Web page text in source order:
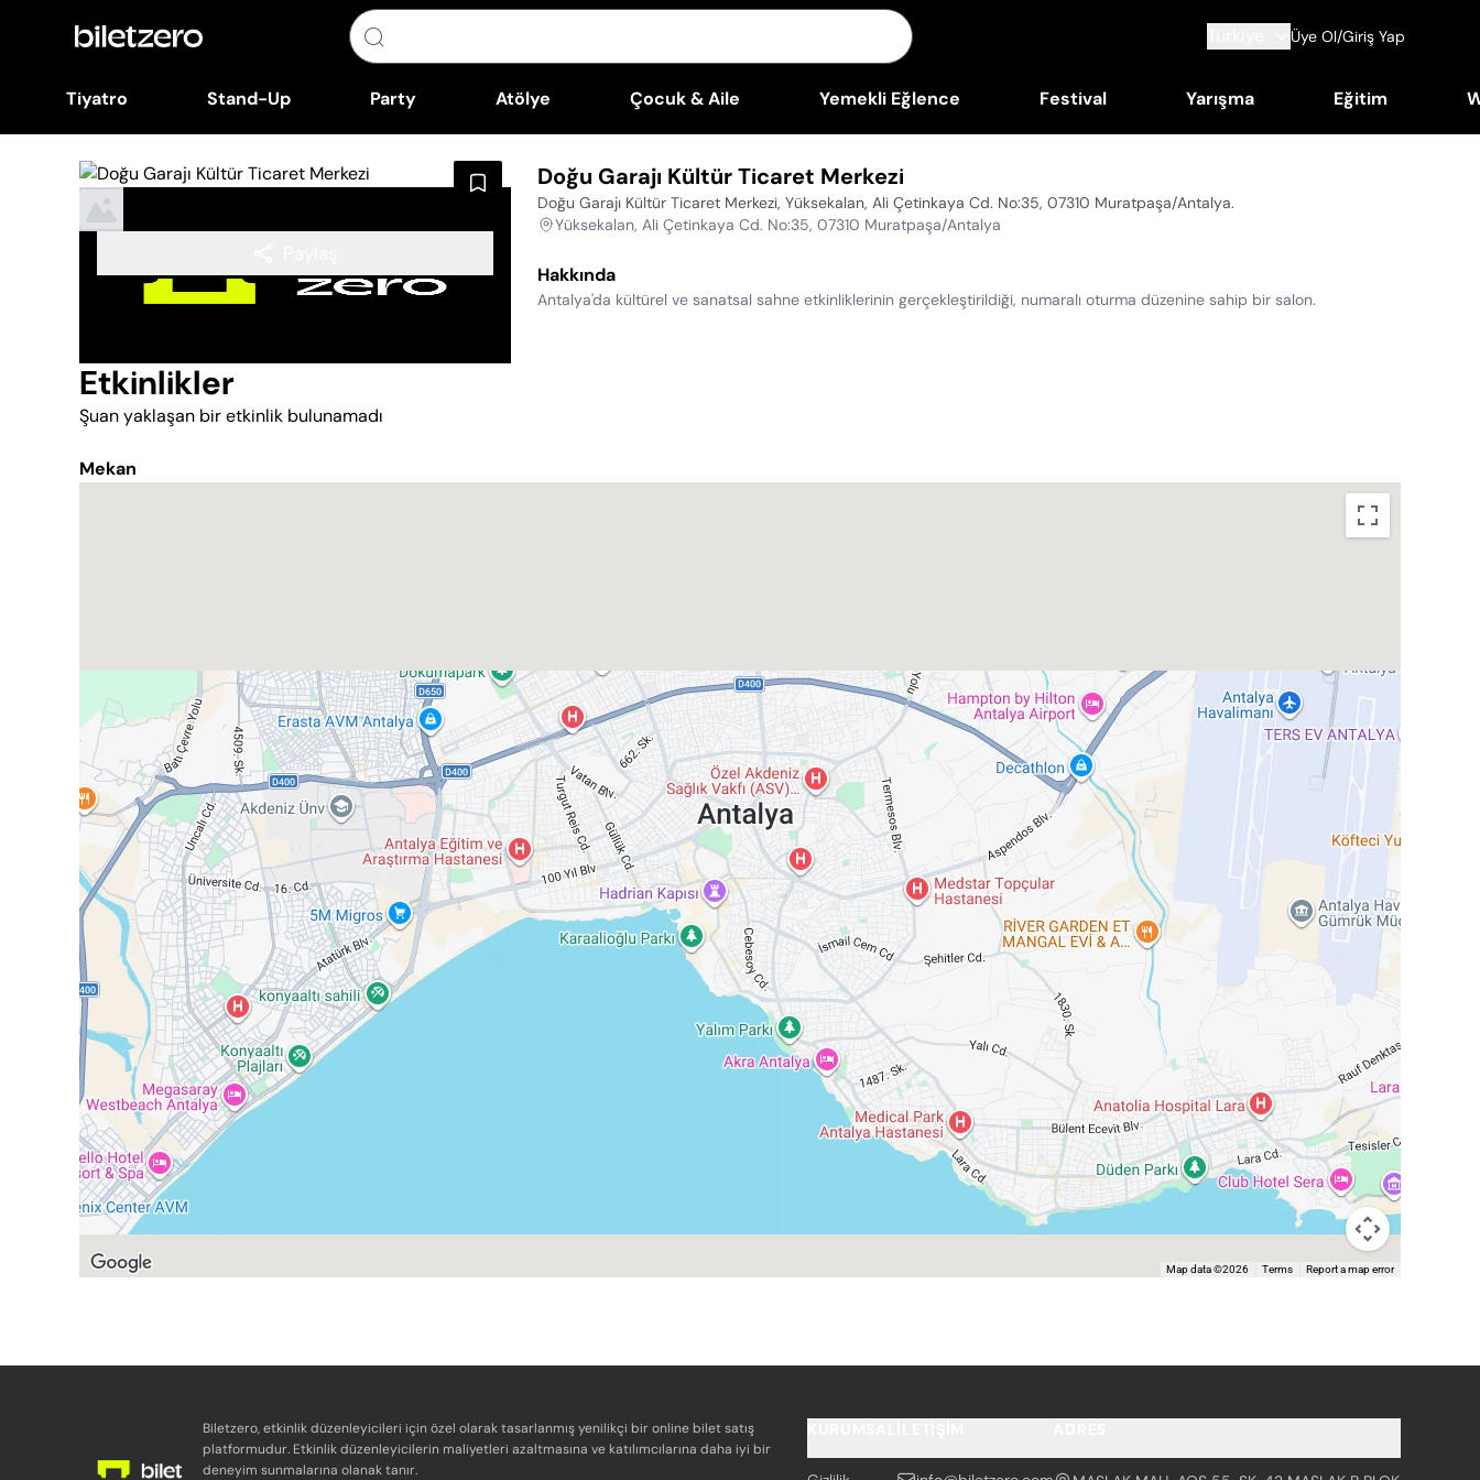
Üye Ol/Giriş Yap
Tiyatro Stand-Up Party Atölye Çocuk & Aile Yemekli Eğlence Festival Yarışma Eğitim
Doğu Garajı Kültür Ticaret Merkezi
Doğu Garajı Kültür Ticaret Merkezi, Yüksekalan, Ali Çetinkaya Cd. No:35, 07310 Muratpaşa/Antalya.
Yüksekalan, Ali Çetinkaya Cd. No:35, 07310 Muratpaşa/Antalya
Etkinlikler
Şuan yaklaşan bir etkinlik bulunamadı
Hakkında
Antalya'da kültürel ve sanatsal sahne etkinliklerinin gerçekleştirildiği, numaralı oturma düzenine sahip bir salon.
Mekan
Map data ©2026 Terms Report a map error
Biletzero, etkinlik düzenleyicileri için özel olarak tasarlanmış yenilikçi bir online bilet satış
platformudur. Etkinlik düzenleyicilerin maliyetleri azaltmasına ve katılımcılarına daha iyi bir
deneyim sunmalarına olanak tanır.